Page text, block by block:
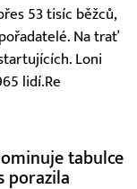
53 tisíc běžců,
Na trať
Loni
lidí.Re
tabulce
porazila